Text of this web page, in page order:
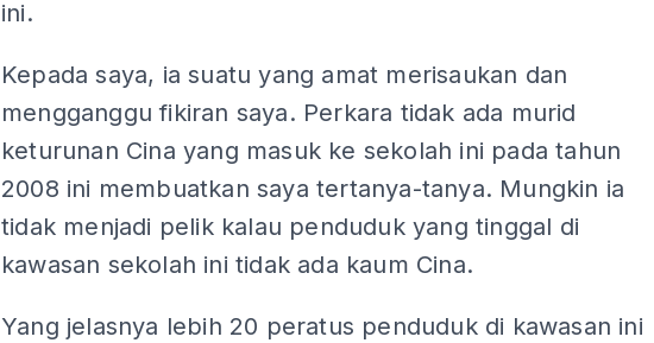
ini.
Kepada saya, ia suatu yang amat merisaukan dan
mengganggu fikiran saya. Perkara tidak ada murid
keturunan Cina yang masuk ke sekolah ini pada tahun
2008 ini membuatkan saya tertanya-tanya. Mungkin ia
tidak menjadi pelik kalau penduduk yang tinggal di
kawasan sekolah ini tidak ada kaum Cina.
Yang jelasnya lebih 20 peratus penduduk di kawasan ini